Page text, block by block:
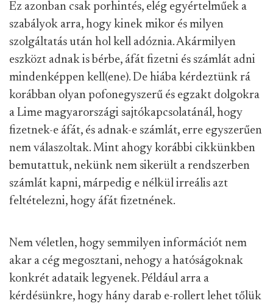
Ez azonban csak porhintés, elég egyértelműek a
szabályok arra, hogy kinek mikor és milyen
szolgáltatás után hol kell adóznia. Akármilyen
eszközt adnak is bérbe, áfát fizetni és számlát adni
mindenképpen kell(ene). De hiába kérdeztünk rá
korábban olyan pofonegyszerű és egzakt dolgokra
a Lime magyarországi sajtókapcsolatánál, hogy
fizetnek-e áfát, és adnak-e számlát, erre egyszerűen
nem válaszoltak. Mint ahogy korábbi cikkünkben
bemutattuk, nekünk nem sikerült a rendszerben
számlát kapni, márpedig e nélkül irreális azt
feltételezni, hogy áfát fizetnének.
Nem véletlen, hogy semmilyen információt nem
akar a cég megosztani, nehogy a hatóságoknak
konkrét adataik legyenek. Például arra a
kérdésünkre, hogy hány darab e-rollert lehet tőlük